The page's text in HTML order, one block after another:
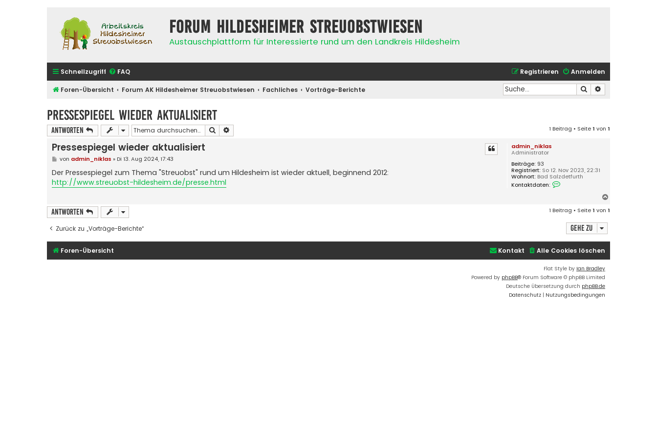
Forum Hildesheimer Streuobstwiesen
Austauschplattform für Interessierte rund um den Landkreis Hildesheim
Schnellzugriff FAQ Anmelden
Registrieren
Foren-Übersicht Forum AK Hildesheimer Streuobstwiesen Fachliches Vorträge-Berichte Suche
Pressespiegel wieder aktualisiert
Antworten Suche 1 Beitrag • Seite1 von 1
admin_niklas
Administrator
Beiträge: 93
Registriert: So 12. Nov 2023, 22:31
Wohnort: Bad Salzdetfurth
Kontaktdaten:
a
k
n
v
o
n
a
d
m
i
Pressespiegel wieder aktualisiert
B
i
t
r
a
von admin_niklas » Di 13. Aug 2024, 17:43
Der Pressespiegel zum Thema "Streuobst" rund um Hildesheim ist wieder aktuell, beginnend 2012:
http://www.streuobst-hildesheim.de/presse.html
b
n
Antworten 1 Beitrag • Seite1 von 1
Zurück zu „Vorträge-Berichte“ Gehe zu
Foren-Übersicht Alle Cookies löschen
Kontakt
Flat Style by Ian Bradley
Powered by phpBB® Forum Software © phpBB Limited
Deutsche Übersetzung durch phpBB.de
Datenschutz | Nutzungsbedingungen